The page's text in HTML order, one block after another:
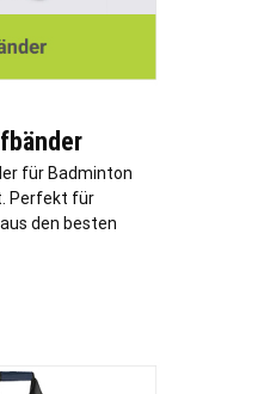
für Badminton
Perfekt für
den besten